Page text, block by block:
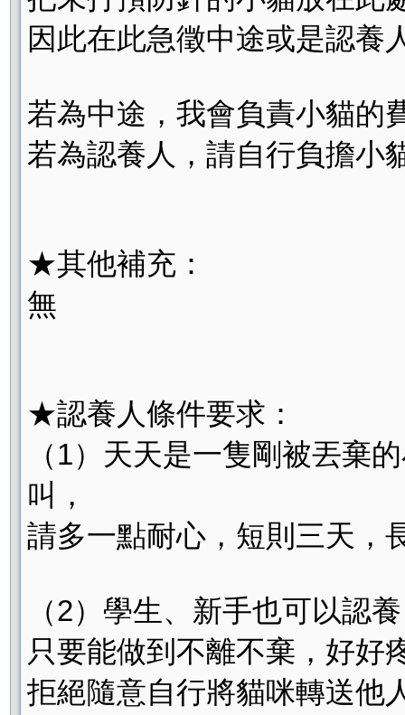
因此在此急徵中途或是認養
若為中途，我會負責小貓的
若為認養人，請自行負擔小
★其他補充：
無
★認養人條件要求：
（1）天天是一隻剛被丟棄
叫，
請多一點耐心，短則三天，
（2）學生、新手也可以認
只要能做到不離不棄，好好
拒絕隨意自行將貓咪轉送他